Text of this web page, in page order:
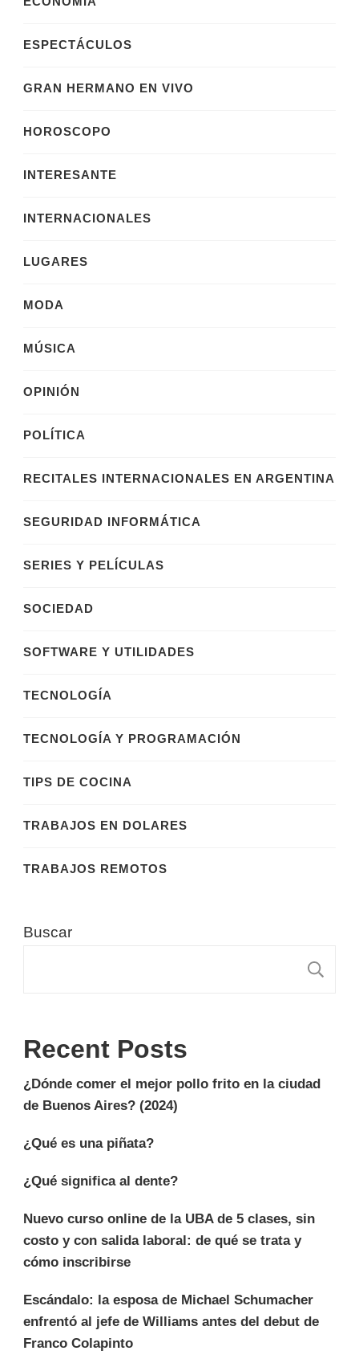
ESPECTÁCULOS
GRAN HERMANO EN VIVO
HOROSCOPO
INTERESANTE
INTERNACIONALES
LUGARES
MODA
MÚSICA
OPINIÓN
POLÍTICA
RECITALES INTERNACIONALES EN ARGENTINA
SEGURIDAD INFORMÁTICA
SERIES Y PELÍCULAS
SOCIEDAD
SOFTWARE Y UTILIDADES
TECNOLOGÍA
TECNOLOGÍA Y PROGRAMACIÓN
TIPS DE COCINA
TRABAJOS EN DOLARES
TRABAJOS REMOTOS
Buscar
Recent Posts
¿Dónde comer el mejor pollo frito en la ciudad
de Buenos Aires? (2024)
¿Qué es una piñata?
¿Qué significa al dente?
Nuevo curso online de la UBA de 5 clases, sin
costo y con salida laboral: de qué se trata y
cómo inscribirse
Escándalo: la esposa de Michael Schumacher
enfrentó al jefe de Williams antes del debut de
Franco Colapinto